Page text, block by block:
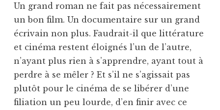
Un grand roman ne fait pas nécessairement
un bon film. Un documentaire sur un grand
écrivain non plus. Faudrait-il que littérature
et cinéma restent éloignés l’un de l’autre,
n’ayant plus rien à s’apprendre, ayant tout à
perdre à se mêler ? Et s’il ne s’agissait pas
plutôt pour le cinéma de se libérer d’une
filiation un peu lourde, d’en finir avec ce